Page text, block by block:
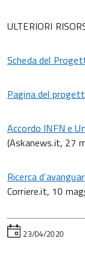
ULTERIORI
Scheda del
Pagina del
Accordo INFN e
(Askanews.it, 27
Ricerca
Corriere.it, 10
23/04/2020